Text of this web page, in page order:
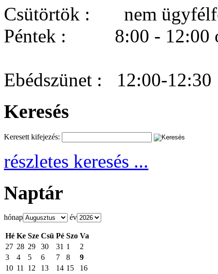
Csütörtök : nem
Péntek : 8:00 - 12:00
Ebédszünet : 12:00-12:30
Keresés
Keresett kifejezés:
részletes keresés ...
Naptár
hónap év
Hé Ke Sze Csü Pé Szo Va
27 28 29 30 31 1
2
3
4 5 6 7 8
9
10 11 12 13 14 15
16